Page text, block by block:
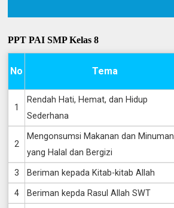
PPT PAI SMP Kelas 8
No Tema
1
Rendah Hati, Hemat, dan Hidup
Sederhana
2
Mengonsumsi Makanan dan Minuman
yang Halal dan Bergizi
3 Beriman kepada Kitab-kitab Allah
4
Beriman kepda Rasul Allah SWT